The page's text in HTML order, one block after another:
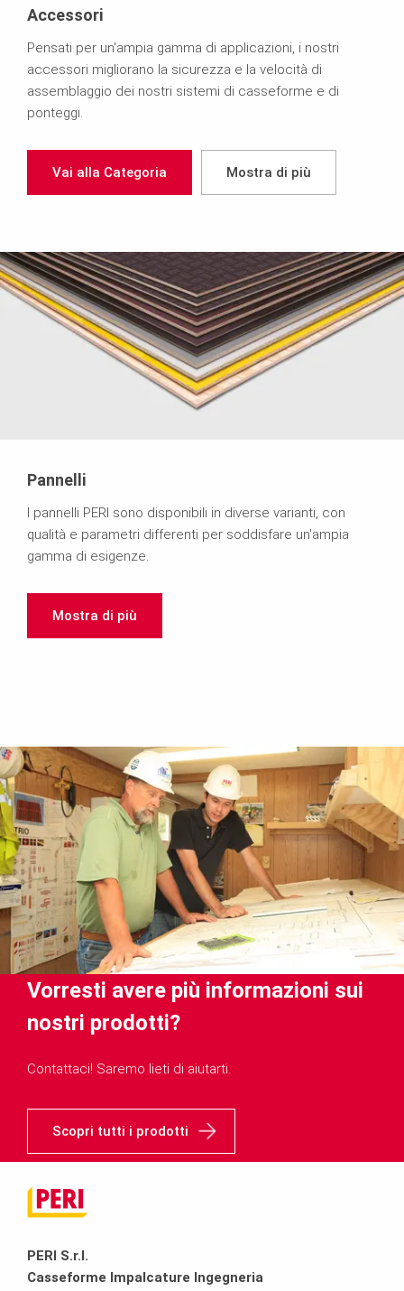
Accessori
Pensati per un'ampia gamma di applicazioni, i nostri
accessori migliorano la sicurezza e la velocità di
assemblaggio dei nostri sistemi di casseforme e di
ponteggi.
Vai alla Categoria Mostra di più
Pannelli
I pannelli PERI sono disponibili in diverse varianti, con
qualità e parametri differenti per soddisfare un'ampia
gamma di esigenze.
Mostra di più
Vorresti avere più informazioni sui
nostri prodotti?
Contattaci! Saremo lieti di aiutarti.
Scopri tutti i prodotti
PERI S.r.l.
Casseforme Impalcature Ingegneria